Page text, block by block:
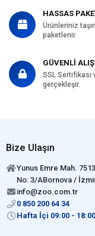
HASSAS
Ürünleriniz
paketlenir.
GÜVENLİ
SSL Sertifikası
gerçekleşir.
Bize Ulaşın
Yunus Emre Mah.
No: 3/ABornova /
info@zoo.com.tr
0 850 200 64 34
Hafta İçi 09:00 - 18:00